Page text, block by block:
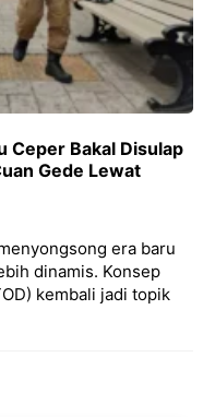
Ceper Bakal Disulap
Gede Lewat
era baru
dinamis. Konsep
kembali jadi topik